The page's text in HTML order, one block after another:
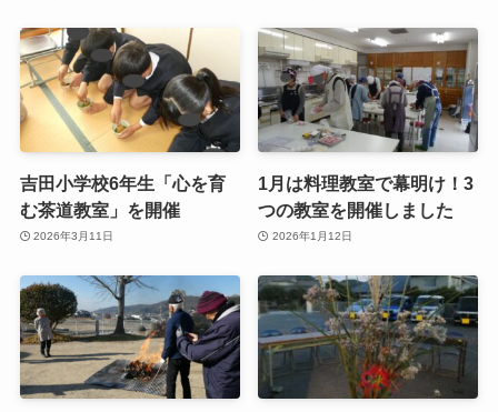
吉田小学校6年生「心を育
む茶道教室」を開催
2026年3月11日
1月は料理教室で幕明け！3
つの教室を開催しました
2026年1月12日